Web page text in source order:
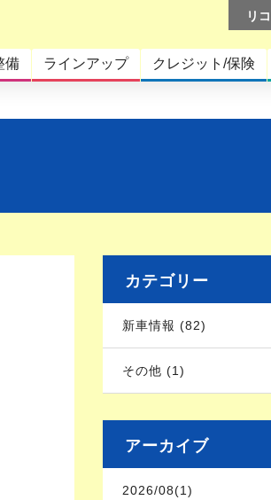
備 ラインアップ クレジット/保険
リ
カテゴリー
新車情報 (82)
その他 (1)
アーカイブ
2026/08(1)